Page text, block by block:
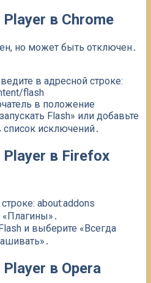
в Chrome
но может быть отключен․
в адресной строке:
flash
в положение
Flash» или добавьте
исключений․
в Firefox
about:addons
и выберите «Всегда
в Opera